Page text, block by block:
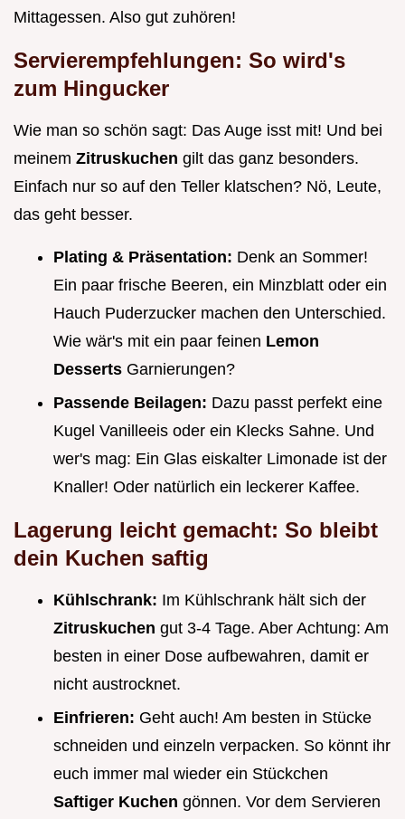
Mittagessen. Also gut zuhören!
Servierempfehlungen: So wird's
zum Hingucker
Wie man so schön sagt: Das Auge isst mit! Und bei
meinem Zitruskuchen gilt das ganz besonders.
Einfach nur so auf den Teller klatschen? Nö, Leute,
das geht besser.
Plating & Präsentation: Denk an Sommer!
Ein paar frische Beeren, ein Minzblatt oder ein
Hauch Puderzucker machen den Unterschied.
Wie wär's mit ein paar feinen Lemon
Desserts Garnierungen?
Passende Beilagen: Dazu passt perfekt eine
Kugel Vanilleeis oder ein Klecks Sahne. Und
wer's mag: Ein Glas eiskalter Limonade ist der
Knaller! Oder natürlich ein leckerer Kaffee.
Lagerung leicht gemacht: So bleibt
dein Kuchen saftig
Kühlschrank: Im Kühlschrank hält sich der
Zitruskuchen gut 3-4 Tage. Aber Achtung: Am
besten in einer Dose aufbewahren, damit er
nicht austrocknet.
Einfrieren: Geht auch! Am besten in Stücke
schneiden und einzeln verpacken. So könnt ihr
euch immer mal wieder ein Stückchen
Saftiger Kuchen gönnen. Vor dem Servieren